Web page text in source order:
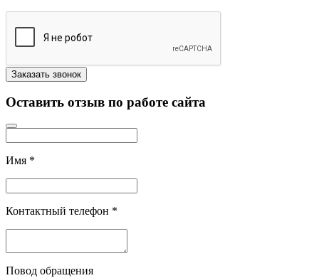
Оставить отзыв по работе сайта
Имя *
Контактный телефон *
Повод обращения